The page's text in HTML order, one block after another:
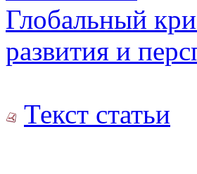
Глобальный
развития и
Текст статьи